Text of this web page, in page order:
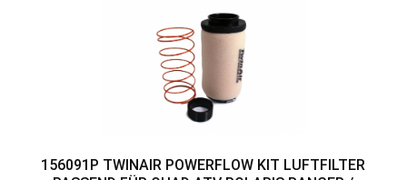
156091P TWINAIR POWERFLOW KIT LUFTFILTER